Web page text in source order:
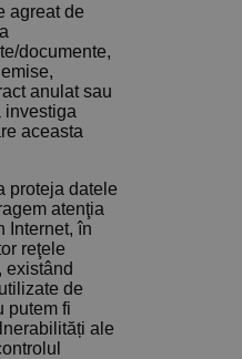
agreat de
documente,
anulat sau
investiga
aceasta
proteja datele
atenţia
Internet, în
reţele
existând
de
putem fi
ale